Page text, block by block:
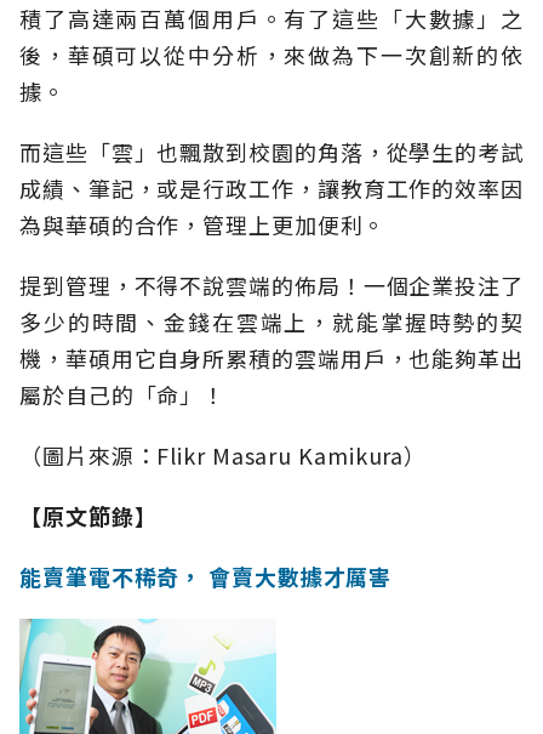
積了高達兩百萬個用戶。有了這些「大數據」之
後，華碩可以從中分析，來做為下一次創新的依
據。
而這些「雲」也飄散到校園的角落，從學生的考試
成績、筆記，或是行政工作，讓教育工作的效率因
為與華碩的合作，管理上更加便利。
提到管理，不得不說雲端的佈局！一個企業投注了
多少的時間、金錢在雲端上，就能掌握時勢的契
機，華碩用它自身所累積的雲端用戶，也能夠革出
屬於自己的「命」！
（圖片來源：Flikr Masaru Kamikura）
【原文節錄】
能賣筆電不稀奇， 會賣大數據才厲害